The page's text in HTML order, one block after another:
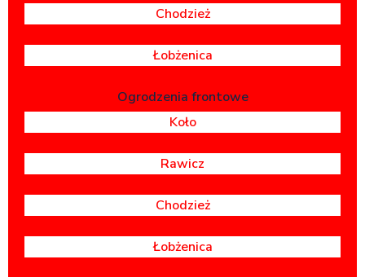
Chodzież
Łobżenica
Ogrodzenia frontowe
Koło
Rawicz
Chodzież
Łobżenica